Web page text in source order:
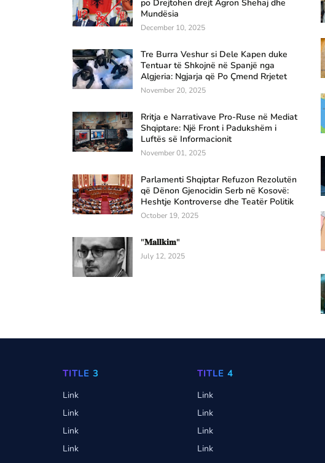
po Drejtohen drejt Agron Shehaj dhe
Mundësia
December 10, 2025
Tre Burra Veshur si Dele Kapen duke
Tentuar të Shkojnë në Spanjë nga
Algjeria: Ngjarja që Po Çmend Rrjetet
November 20, 2025
Rritja e Narrativave Pro-Ruse në Mediat
Shqiptare: Një Front i Padukshëm i
Luftës së Informacionit
November 01, 2025
Parlamenti Shqiptar Refuzon Rezolutën
që Dënon Gjenocidin Serb në Kosovë:
Heshtje Kontroverse dhe Teatër Politik
October 19, 2025
"𝐌𝐚𝐥𝐥𝐤𝐢𝐦"
July 12, 2025
TITLE 3
Link
Link
Link
Link
TITLE 4
Link
Link
Link
Link